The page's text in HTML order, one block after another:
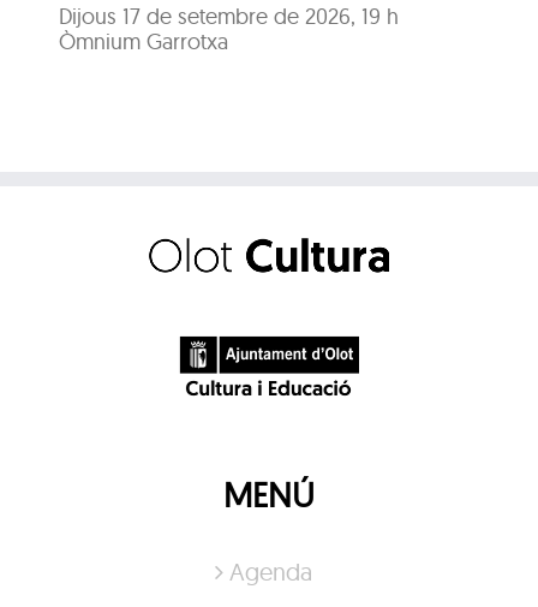
Dijous 17 de setembre de 2026, 19 h
Òmnium Garrotxa
MENÚ
Agenda